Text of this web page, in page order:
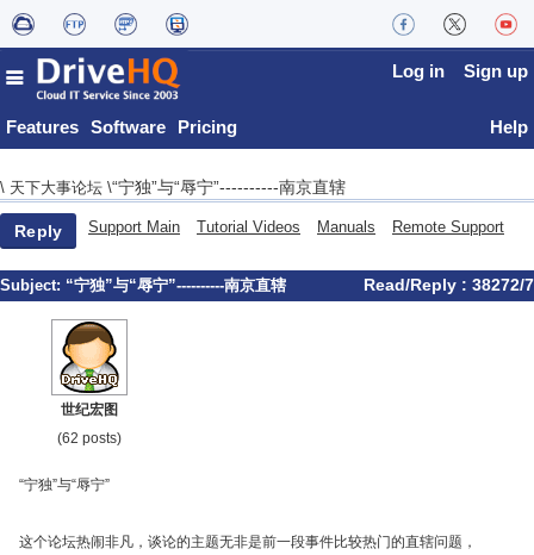
Features Software Pricing
Log in Sign up
Help
\ 天下大事论坛 \“宁独”与“辱宁”----------南京直辖
Reply Support Main Tutorial Videos Manuals Remote Support
Subject: “宁独”与“辱宁”----------南京直辖 Read/Reply : 38272/7
世纪宏图
(62 posts)
“宁独”与“辱宁”
这个论坛热闹非凡，谈论的主题无非是前一段事件比较热门的直辖问题，